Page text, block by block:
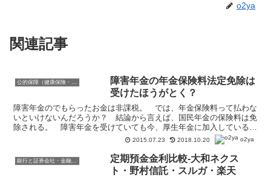
o2ya
関連記事
公的保障（健康保険・年金・雇用保険・生活保護・災害時の補償）
障害年金の年金保険料法定免除は
受けたほうがとく？
障害年金のでもらったお金は非課税。 では、年金保険料って払わな
いといけないんだろうか？ 結論から言えば、国民年金の保険料は免
除される。 障害年金を受けていても今、厚生年金に加入している場
合は、厚生年金保険料は免除にならない。国民年金加入者の...
2015.07.23 2018.10.20 o2ya
定期預金金利比較-大和ネクス
ト・野村信託・スルガ・楽天